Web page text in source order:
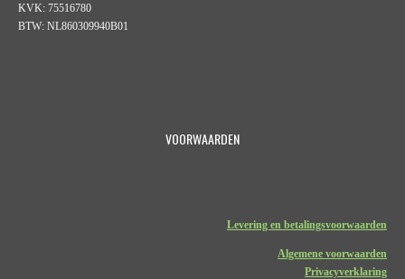
KVK: 75516780
BTW: NL860309940B01
VOORWAARDEN
Levering en betalingsvoorwaarden
Algemene voorwaarden
Privacyverklaring